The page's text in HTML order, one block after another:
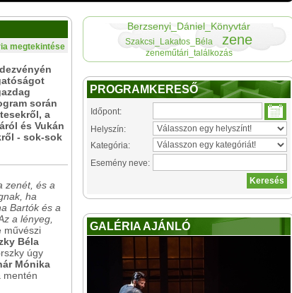
megtekintése
során
a
és Vukán
- sok-sok
zenét, és a
ha
Bartók és a
a lényeg,
művészi
Béla
úgy
Mónika
mentén
Berzsenyi_Dániel_Könyvtár
Szakcsi_Lakatos_Béla zene
zeneműtári_találkozás
PROGRAMKERESŐ
Időpont:
Helyszín:
Kategória:
Esemény neve:
GALÉRIA AJÁNLÓ